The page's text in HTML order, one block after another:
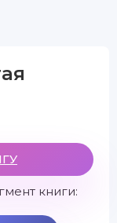
книги: